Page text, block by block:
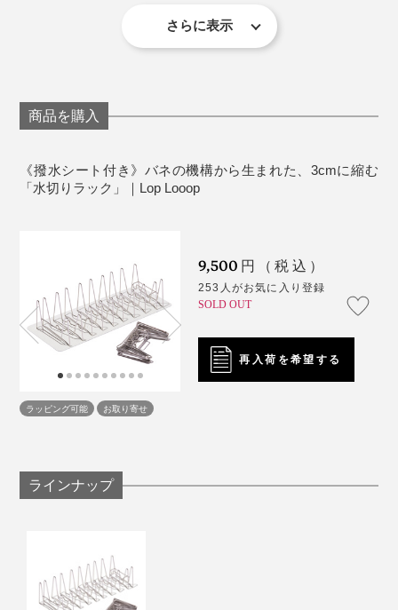
ずです。
水切りラック界において、まったく新しいカタチが生ま
※保証の対象は初期不良や通常のご利用で故障した場合のみなります。自然
損耗や経年劣化、誤ったご使用による破損などは保証の対象外となりま
※ステンレス線材パーツを手作業の溶接で1点ずつ繋ぎ合わせ仕上げており
【撥水シート】
サイズ：幅17×長さ43×厚み0.1cm
材質：MSRゴム
【パッケージ】
さらに表示
商品を購入
《撥水シート付き》バネの機構から生まれた、3cmに縮む
「水切りラック」｜Lop Looop
ラッピング可能 お取り寄せ
9,500 円（税込）
253人がお気に入り登録
SOLD OUT
再入荷を希望する
ラインナップ